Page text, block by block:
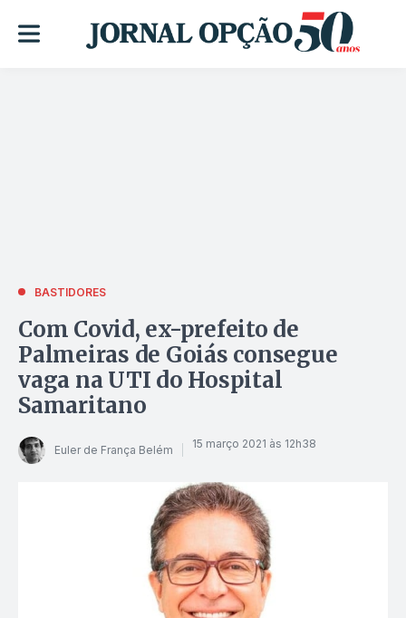
BASTIDORES
Com Covid, ex-prefeito de
Palmeiras de Goiás consegue
vaga na UTI do Hospital
Samaritano
Euler de França Belém 15 março 2021 às 12h38